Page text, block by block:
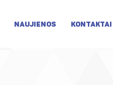
NAUJIENOS
KONTAKTAI